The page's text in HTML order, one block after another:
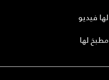
لها فيديو
مطبخ لها